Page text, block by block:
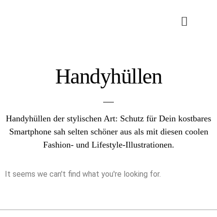
Handyhüllen
Handyhüllen der stylischen Art: Schutz für Dein kostbares
Smartphone sah selten schöner aus als mit diesen coolen
Fashion- und Lifestyle-Illustrationen.
It seems we can't find what you're looking for.